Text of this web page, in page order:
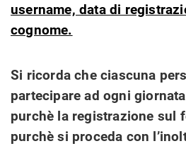
username, data di
cognome.
Si ricorda che ciascuna
partecipare ad ogni
purchè la registrazione sul
purchè si proceda con